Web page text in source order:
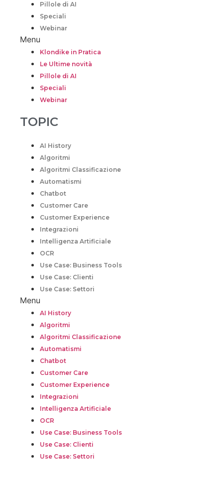
Pillole di AI
Speciali
Webinar
Menu
Klondike in Pratica
Le Ultime novità
Pillole di AI
Speciali
Webinar
TOPIC
AI History
Algoritmi
Algoritmi Classificazione
Automatismi
Chatbot
Customer Care
Customer Experience
Integrazioni
Intelligenza Artificiale
OCR
Use Case: Business Tools
Use Case: Clienti
Use Case: Settori
Menu
AI History
Algoritmi
Algoritmi Classificazione
Automatismi
Chatbot
Customer Care
Customer Experience
Integrazioni
Intelligenza Artificiale
OCR
Use Case: Business Tools
Use Case: Clienti
Use Case: Settori